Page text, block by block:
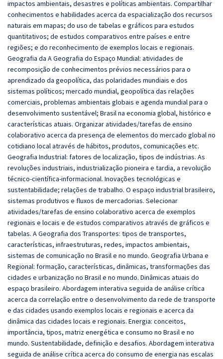
impactos ambientais, desastres e políticas ambientais. Compartilhar
conhecimentos e habilidades acerca da espacialização dos recursos
naturais em mapas; do uso de tabelas e gráficos para estudos
quantitativos; de estudos comparativos entre países e entre
regiões; e do reconhecimento de exemplos locais e regionais.
Geografia da A Geografia do Espaço Mundial: atividades de
recomposição de conhecimentos prévios necessários para o
aprendizado da geopolítica, das polaridades mundiais e dos
sistemas políticos; mercado mundial, geopolítica das relações
comerciais, problemas ambientais globais e agenda mundial para o
desenvolvimento sustentável; Brasil na economia global, histórico e
características atuais. Organizar atividades/tarefas de ensino
colaborativo acerca da presença de elementos do mercado global no
cotidiano local através de hábitos, produtos, comunicações etc.
Geografia Industrial: fatores de localização, tipos de indústrias. As
revoluções industriais, industrialização pioneira e tardia, a revolução
técnico-científica-informacional. Inovações tecnológicas e
sustentabilidade; relações de trabalho. O espaço industrial brasileiro,
sistemas produtivos e fluxos de mercadorias. Selecionar
atividades/tarefas de ensino colaborativo acerca de exemplos
regionais e locais e de estudos comparativos através de gráficos e
tabelas. A Geografia dos Transportes: tipos de transportes,
características, infraestruturas, redes, impactos ambientais,
sistemas de comunicação no Brasil e no mundo. Geografia Urbana e
Regional: formação, características, dinâmicas, transformações das
cidades e urbanização no Brasil e no mundo. Dinâmicas atuais do
espaço brasileiro. Abordagem interativa seguida de análise crítica
acerca da correlação entre o desenvolvimento da rede de transporte
e das cidades usando exemplos locais e regionais e acerca da
dinâmica das cidades locais e regionais. Energia: conceitos,
importância, tipos, matriz energética e consumo no Brasil e no
mundo. Sustentabilidade, definição e desafios. Abordagem interativa
seguida de análise crítica acerca do consumo de energia nas escalas